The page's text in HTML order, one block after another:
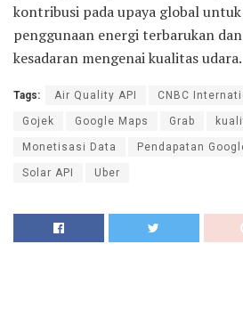
kontribusi pada upaya global
penggunaan energi terbarukan
kesadaran mengenai kualitas udara.
Tags: Air Quality API CNBC
Gojek Google Maps Grab
Monetisasi Data Pendapatan
Solar API Uber